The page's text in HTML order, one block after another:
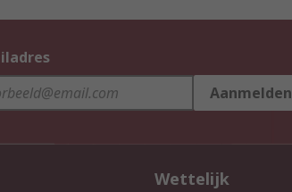
Aanmelden
Wettelijk